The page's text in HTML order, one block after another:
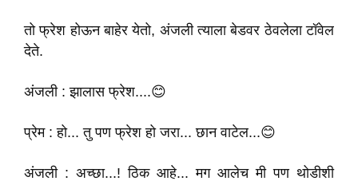
तो फ्रेश होऊन बाहेर येतो, अंजली त्याला बेडवर ठेवलेला टॉवेल
देते.
अंजली : झालास फ्रेश....😊
प्रेम : हो... तु पण फ्रेश हो जरा... छान वाटेल...😊
अंजली : अच्छा...! ठिक आहे... मग आलेच मी पण थोडीशी